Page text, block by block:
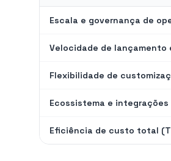
Escala e governança de
Velocidade de lançamento
Flexibilidade de
Ecossistema e integrações
Eficiência de custo total